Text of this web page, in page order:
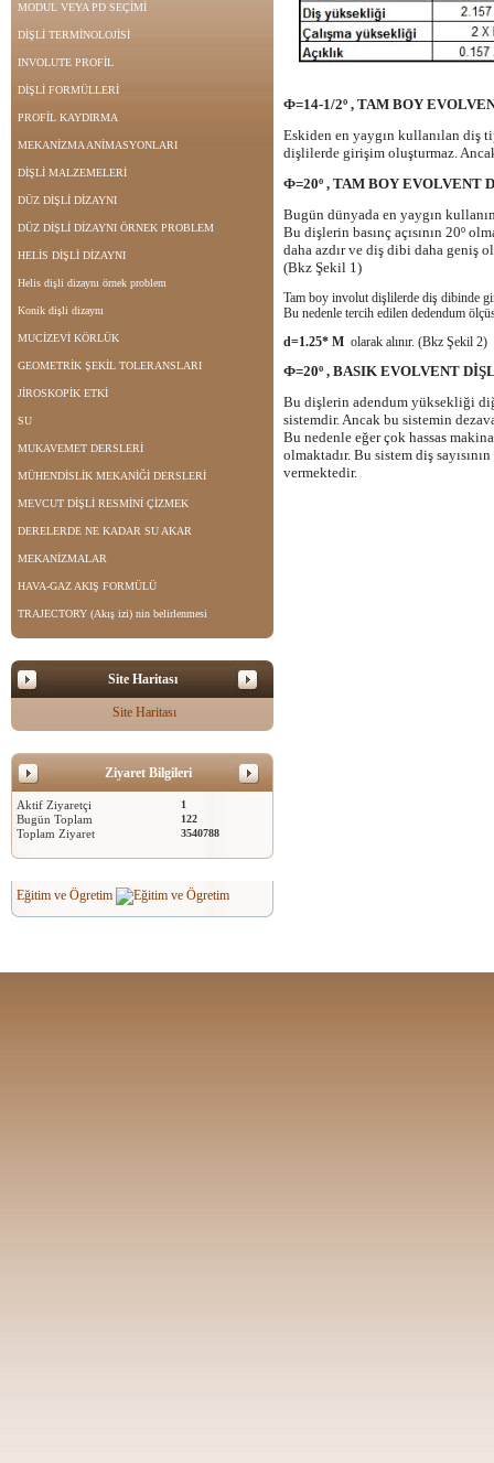
MODUL VEYA PD SEÇİMİ
DİŞLİ TERMİNOLOJİSİ
INVOLUTE PROFİL
DİŞLİ FORMÜLLERİ
PROFİL KAYDIRMA
MEKANİZMA ANİMASYONLARI
DİŞLİ MALZEMELERİ
DÜZ DİŞLİ DİZAYNI
DÜZ DİŞLİ DİZAYNI ÖRNEK PROBLEM
HELİS DİŞLİ DİZAYNI
Helis dişli dizaynı örnek problem
Konik dişli dizaynı
MUCİZEVİ KÖRLÜK
GEOMETRİK ŞEKİL TOLERANSLARI
JİROSKOPİK ETKİ
SU
MUKAVEMET DERSLERİ
MÜHENDİSLİK MEKANİĞİ DERSLERİ
MEVCUT DİŞLİ RESMİNİ ÇİZMEK
DERELERDE NE KADAR SU AKAR
MEKANİZMALAR
HAVA-GAZ AKIŞ FORMÜLÜ
TRAJECTORY (Akış izi) nin belirlenmesi
Site Haritası
Site Haritası
Ziyaret Bilgileri
Aktif Ziyaretçi 1
Bugün Toplam 122
Toplam Ziyaret 3540788
Eğitim ve Ögretim
Ф=14-1/2º , TAM BOY
Eskiden en yaygın kullanılan diş
dişlilerde girişim oluşturmaz.
Ф=20º , TAM BOY EVOLVENT
Bugün dünyada en yaygın
Bu dişlerin basınç açısının 20º
daha azdır ve diş dibi daha geniş
(Bkz Şekil 1)
Tam boy involut dişlilerde diş dibinde
Bu nedenle tercih edilen dedendum
d=1.25* M olarak alınır. (Bkz Şekil 2)
Ф=20º , BASIK EVOLVENT
Bu dişlerin adendum yüksekliği
sistemdir. Ancak bu sistemin
Bu nedenle eğer çok hassas
olmaktadır. Bu sistem diş
vermektedir.